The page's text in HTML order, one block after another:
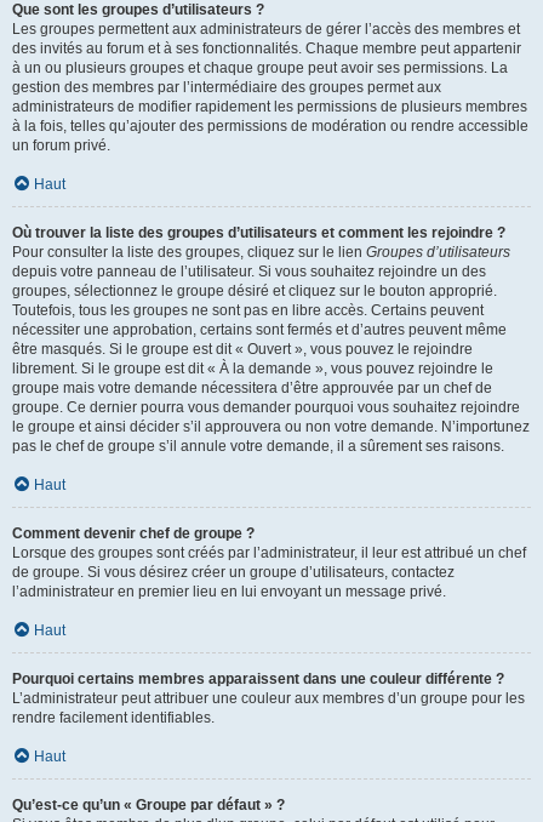
Que sont les groupes d’utilisateurs ?
Les groupes permettent aux administrateurs de gérer l’accès des membres et
des invités au forum et à ses fonctionnalités. Chaque membre peut appartenir
à un ou plusieurs groupes et chaque groupe peut avoir ses permissions. La
gestion des membres par l’intermédiaire des groupes permet aux
administrateurs de modifier rapidement les permissions de plusieurs membres
à la fois, telles qu’ajouter des permissions de modération ou rendre accessible
un forum privé.
Haut
Où trouver la liste des groupes d’utilisateurs et comment les rejoindre ?
Pour consulter la liste des groupes, cliquez sur le lien Groupes d’utilisateurs
depuis votre panneau de l’utilisateur. Si vous souhaitez rejoindre un des
groupes, sélectionnez le groupe désiré et cliquez sur le bouton approprié.
Toutefois, tous les groupes ne sont pas en libre accès. Certains peuvent
nécessiter une approbation, certains sont fermés et d’autres peuvent même
être masqués. Si le groupe est dit « Ouvert », vous pouvez le rejoindre
librement. Si le groupe est dit « À la demande », vous pouvez rejoindre le
groupe mais votre demande nécessitera d’être approuvée par un chef de
groupe. Ce dernier pourra vous demander pourquoi vous souhaitez rejoindre
le groupe et ainsi décider s’il approuvera ou non votre demande. N’importunez
pas le chef de groupe s’il annule votre demande, il a sûrement ses raisons.
Haut
Comment devenir chef de groupe ?
Lorsque des groupes sont créés par l’administrateur, il leur est attribué un chef
de groupe. Si vous désirez créer un groupe d’utilisateurs, contactez
l’administrateur en premier lieu en lui envoyant un message privé.
Haut
Pourquoi certains membres apparaissent dans une couleur différente ?
L’administrateur peut attribuer une couleur aux membres d’un groupe pour les
rendre facilement identifiables.
Haut
Qu’est-ce qu’un « Groupe par défaut » ?